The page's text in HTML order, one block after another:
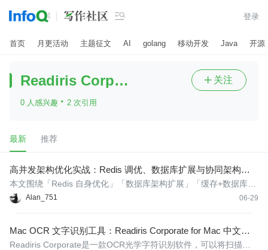
 登录
首页 月更活动 主题征文 AI golang 移动开发 Java 开源
Readiris Corporate
0 人感兴趣 · 2 次引用
 关注
最新 推荐
高并发架构优化实战：Redis 调优、数据库扩展与协同架构三
大核心模块
Alan_751 06-29
本文围绕「Redis 自身优化」「数据库架构扩展」「缓存+数据库协
同落地」三大核心方向，结合压测中高频出现的性能瓶颈，给出可
Mac OCR 文字识别工具：Readiris Corporate for Mac 中文激
活版
Readiris Corporate是一款OCR光学字符识别软件，可以将扫描的